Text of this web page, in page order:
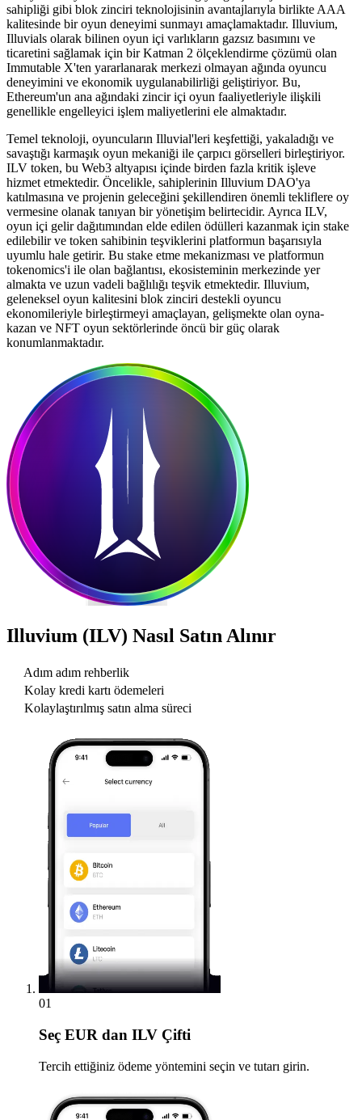
sahipliği gibi blok zinciri teknolojisinin avantajlarıyla birlikte AAA
kalitesinde bir oyun deneyimi sunmayı amaçlamaktadır. Illuvium,
Illuvials olarak bilinen oyun içi varlıkların gazsız basımını ve
ticaretini sağlamak için bir Katman 2 ölçeklendirme çözümü olan
Immutable X'ten yararlanarak merkezi olmayan ağında oyuncu
deneyimini ve ekonomik uygulanabilirliği geliştiriyor. Bu,
Ethereum'un ana ağındaki zincir içi oyun faaliyetleriyle ilişkili
genellikle engelleyici işlem maliyetlerini ele almaktadır.
Temel teknoloji, oyuncuların Illuvial'leri keşfettiği, yakaladığı ve
savaştığı karmaşık oyun mekaniği ile çarpıcı görselleri birleştiriyor.
ILV token, bu Web3 altyapısı içinde birden fazla kritik işleve
hizmet etmektedir. Öncelikle, sahiplerinin Illuvium DAO'ya
katılmasına ve projenin geleceğini şekillendiren önemli tekliflere oy
vermesine olanak tanıyan bir yönetişim belirtecidir. Ayrıca ILV,
oyun içi gelir dağıtımından elde edilen ödülleri kazanmak için stake
edilebilir ve token sahibinin teşviklerini platformun başarısıyla
uyumlu hale getirir. Bu stake etme mekanizması ve platformun
tokenomics'i ile olan bağlantısı, ekosisteminin merkezinde yer
almakta ve uzun vadeli bağlılığı teşvik etmektedir. Illuvium,
geleneksel oyun kalitesini blok zinciri destekli oyuncu
ekonomileriyle birleştirmeyi amaçlayan, gelişmekte olan oyna-
kazan ve NFT oyun sektörlerinde öncü bir güç olarak
konumlanmaktadır.
Illuvium (ILV) Nasıl Satın Alınır
Adım adım rehberlik
Kolay kredi kartı ödemeleri
Kolaylaştırılmış satın alma süreci
01
Seç EUR dan ILV Çifti
Tercih ettiğiniz ödeme yöntemini seçin ve tutarı girin.